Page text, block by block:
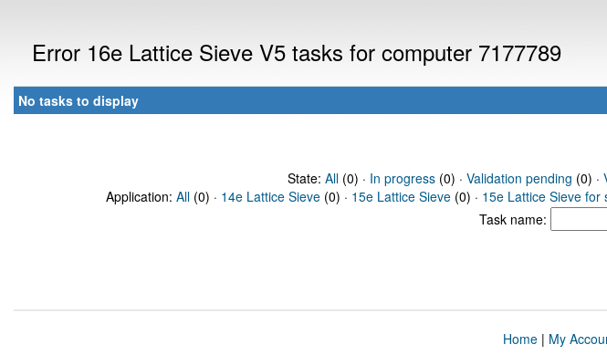
Error 16e Lattice Sieve V5 tasks for computer 7177789
No tasks to display
State: All(0) · In progress(0) · Validation pending (0) ·
Application: All (0) · 14e Lattice Sieve (0) · 15e Lattice Sieve (0) · 15e Lattice Sieve for
Task name:
Home| My